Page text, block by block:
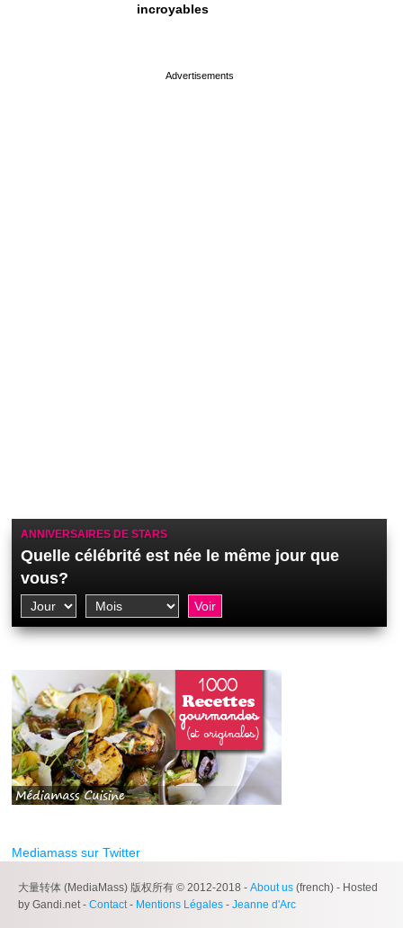
incroyables
ANNIVERSAIRES DE STARS
Quelle célébrité est née le même jour que
vous?
Mediamass sur Twitter
大量转体 (MediaMass) 版权所有 © 2012-2018 - About us (french) - Hosted
by Gandi.net - Contact- Mentions Légales - Jeanne d'Arc